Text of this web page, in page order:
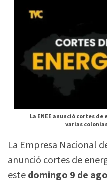
La ENEE anunció cortes
varias
La Empresa Nacional
anunció cortes de
estedomingo 9 de